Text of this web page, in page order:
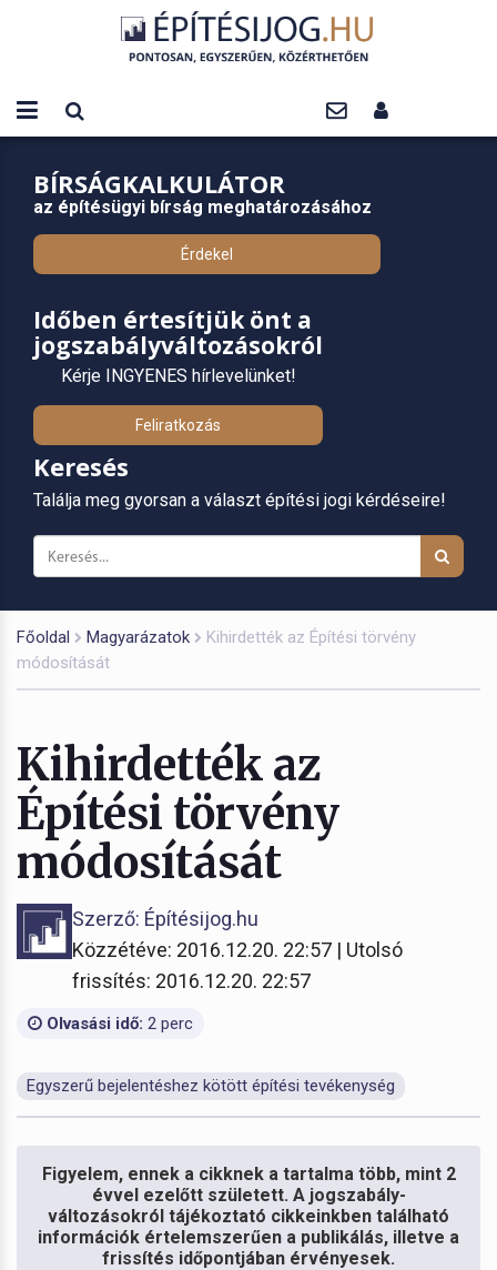
BÍRSÁGKALKULÁTOR
az építésügyi bírság meghatározásához
Érdekel
Időben értesítjük önt a
jogszabályváltozásokról
Kérje INGYENES hírlevelünket!
Feliratkozás
Keresés
Találja meg gyorsan a választ építési jogi kérdéseire!
Főoldal Magyarázatok
Kihirdették az Építési törvény
módosítását
Kihirdették az
Építési törvény
módosítását
Szerző: Építésijog.hu
Közzétéve: 2016.12.20. 22:57 | Utolsó
frissítés: 2016.12.20. 22:57
Olvasási idő: 2 perc
Egyszerű bejelentéshez kötött építési tevékenység
Figyelem, ennek a cikknek a tartalma több, mint 2
évvel ezelőtt született. A jogszabály-
változásokról tájékoztató cikkeinkben található
információk értelemszerűen a publikálás, illetve a
frissítés időpontjában érvényesek.